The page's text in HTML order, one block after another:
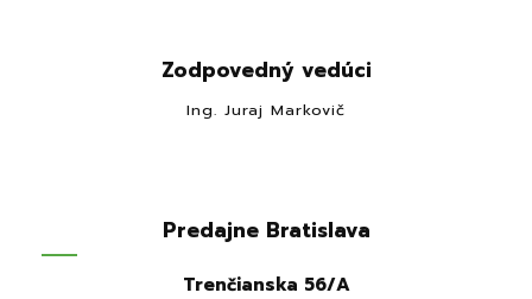
Zodpovedný vedúci
Ing. Juraj Markovič
Predajne Bratislava
Trenčianska 56/A